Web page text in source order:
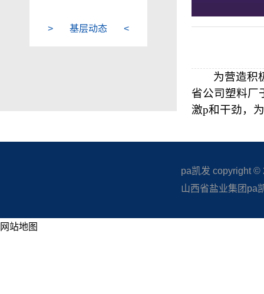
基层动态
为营造积
省公司塑料厂
激p和干劲，
pa凯发 copyright ©
山西省盐业集团pa
网站地图